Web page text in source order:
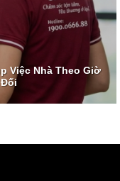
Việc Nhà Theo Giờ
Đối